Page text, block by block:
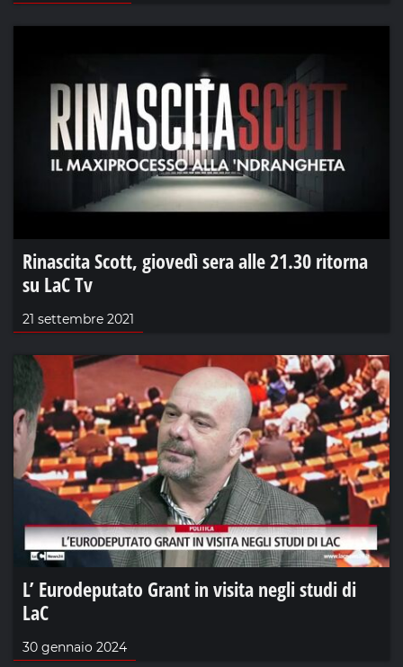
Rinascita Scott, giovedì sera alle 21.30 ritorna
su LaC Tv
21 settembre 2021
L’ Eurodeputato Grant in visita negli studi di
LaC
30 gennaio 2024